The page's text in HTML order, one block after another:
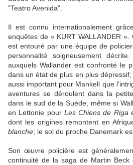
"Teatro Avenida".
Il est connu internationalement
enquêtes de « KURT WALLANDER
est entouré par une équipe de
personnalité soigneusement
auxquels Wallander est confronté le
dans un état de plus en plus
aussi important pour Mankell que
aventures se déroulent dans la
dans le sud de la Suède, même si
en Lettonie pour Les Chiens de Riga
dont les origines remontent en
blanche; le sol du proche Danemark
Son œuvre policière est
continuité de la saga de Martin